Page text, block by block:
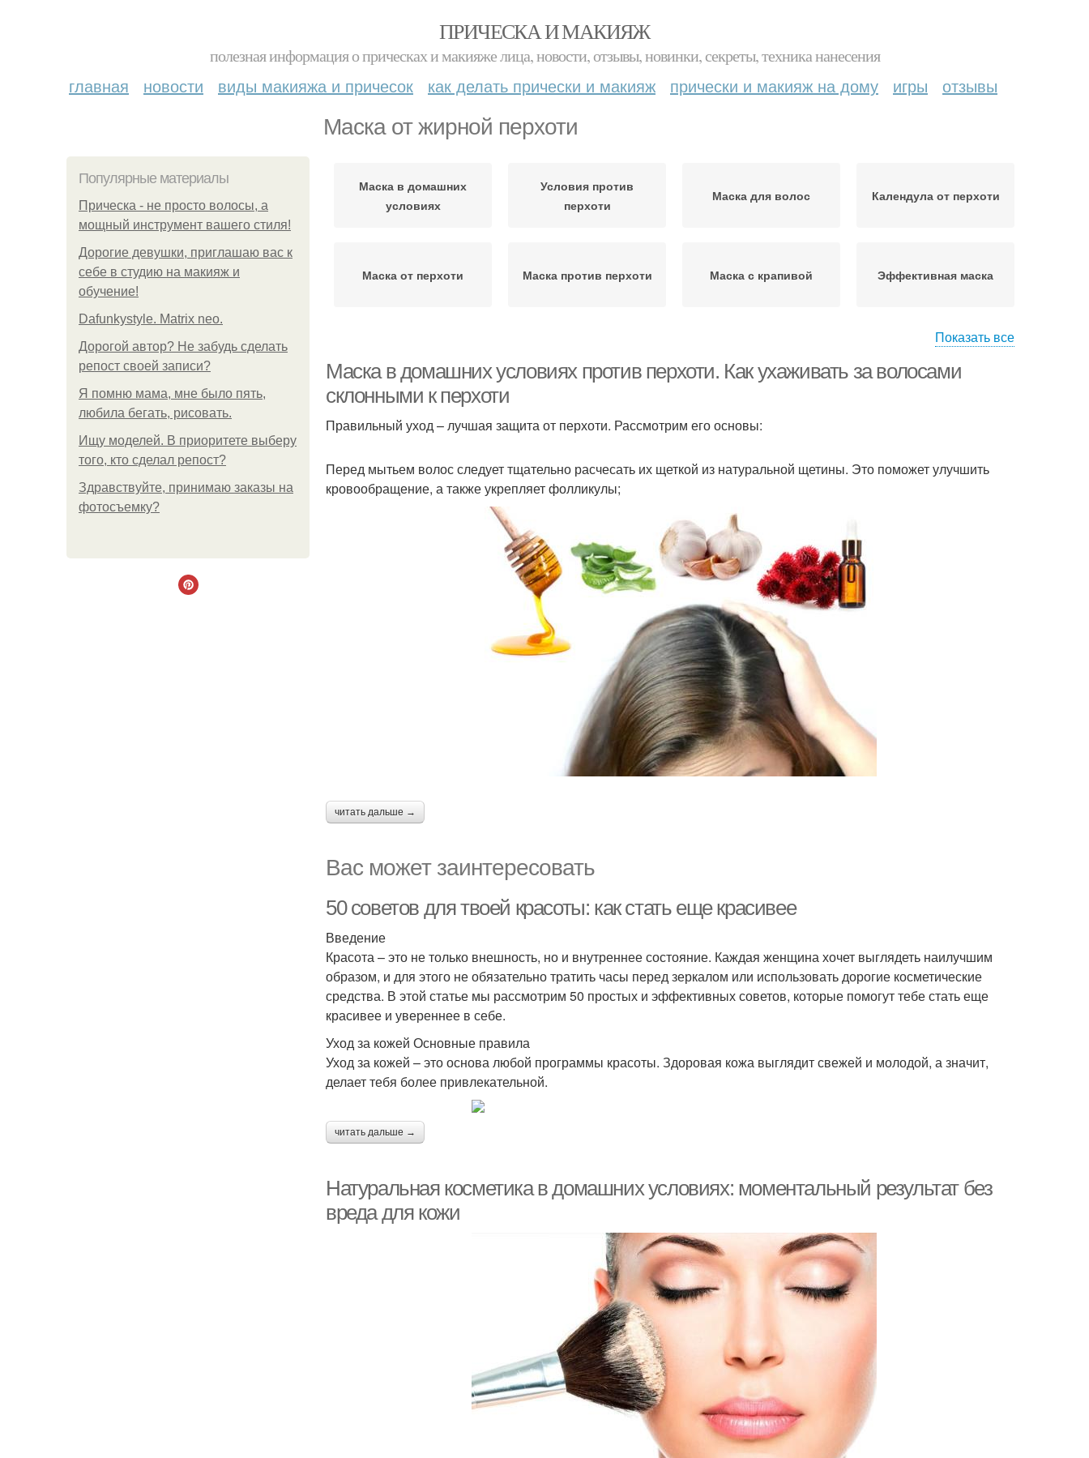
ПРИЧЕСКА И МАКИЯЖ
полезная информация о прическах и макияже лица, новости, отзывы, новинки, секреты, техника нанесения
главная новости виды макияжа и причесок как делать прически и макияж прически и макияж на дому игры отзывы
Маска от жирной перхоти
Популярные материалы
Прическа - не просто волосы, а
мощный инструмент вашего стиля!
Дорогие девушки, приглашаю вас к
себе в студию на макияж и
обучение!
Dafunkystyle. Matrix neo.
Дорогой автор? Не забудь сделать
репост своей записи?
Я помню мама, мне было пять,
любила бегать, рисовать.
Ищу моделей. В приоритете выберу
того, кто сделал репост?
Здравствуйте, принимаю заказы на
фотосъемку?
Маска в домашних
условиях
Условия против
перхоти
Маска для волос Календула от перхоти
Маска от перхоти Маска против перхоти Маска с крапивой Эффективная маска
Показать все
Маска в домашних условиях против перхоти. Как ухаживать за волосами
склонными к перхоти
Правильный уход – лучшая защита от перхоти. Рассмотрим его основы:
Перед мытьем волос следует тщательно расчесать их щеткой из натуральной щетины. Это поможет улучшить
кровообращение, а также укрепляет фолликулы;
читать дальше →
Вас может заинтересовать
50 советов для твоей красоты: как стать еще красивее
Введение
Красота – это не только внешность, но и внутреннее состояние. Каждая женщина хочет выглядеть наилучшим
образом, и для этого не обязательно тратить часы перед зеркалом или использовать дорогие косметические
средства. В этой статье мы рассмотрим 50 простых и эффективных советов, которые помогут тебе стать еще
красивее и увереннее в себе.
Уход за кожей Основные правила
Уход за кожей – это основа любой программы красоты. Здоровая кожа выглядит свежей и молодой, а значит,
делает тебя более привлекательной.
читать дальше →
Натуральная косметика в домашних условиях: моментальный результат без
вреда для кожи